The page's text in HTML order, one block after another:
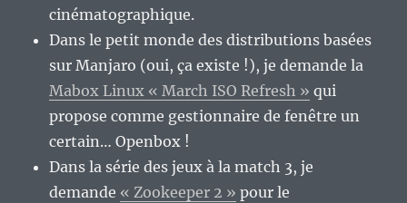
cinématographique.
Dans le petit monde des distributions basées
sur Manjaro (oui, ça existe !), je demande la
Mabox Linux « March ISO Refresh » qui
propose comme gestionnaire de fenêtre un
certain… Openbox !
Dans la série des jeux à la match 3, je
demande « Zookeeper 2 » pour le